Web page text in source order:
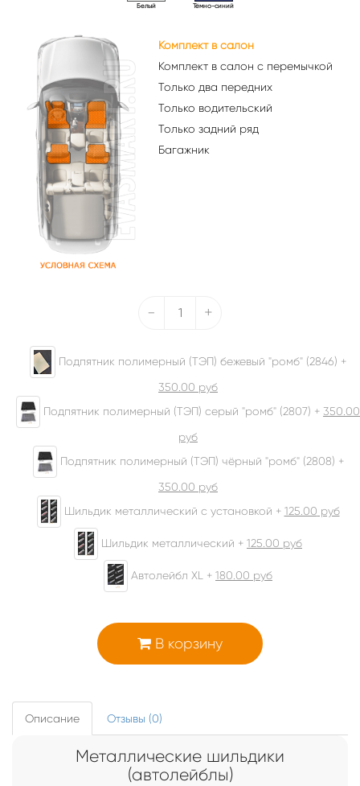
Белый Тёмно-синий
Комплект в салон
Комплект в салон с перемычкой
Только два передних
Только водительский
Только задний ряд
Багажник
- +
Подпятник полимерный (ТЭП) бежевый "ромб" (2846) +
350.00 руб
Подпятник полимерный (ТЭП) серый "ромб" (2807) + 350.00
руб
Подпятник полимерный (ТЭП) чёрный "ромб" (2808) +
350.00 руб
Шильдик металлический с установкой + 125.00 руб
Шильдик металлический + 125.00 руб
Автолейбл XL + 180.00 руб
В корзину
Описание Отзывы (0)
Металлические шильдики
(автолейблы)